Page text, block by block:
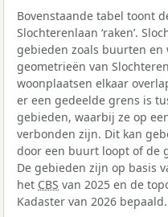
Bovenstaande tabel toont
Slochterenlaan ‘raken’.
gebieden zoals buurten
geometrieën van
woonplaatsen elkaar
er een gedeelde grens is
gebieden, waarbij ze op
verbonden zijn. Dit kan
door een buurt loopt of de
De gebieden zijn op basis
het CBS van 2025 en de
Kadaster van 2026 bepaald.